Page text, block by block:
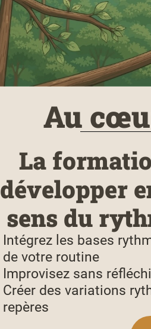
Au
La
développer
sens du
Intégrez les bases
de votre routine
Improvisez sans
Créer des variations
repères